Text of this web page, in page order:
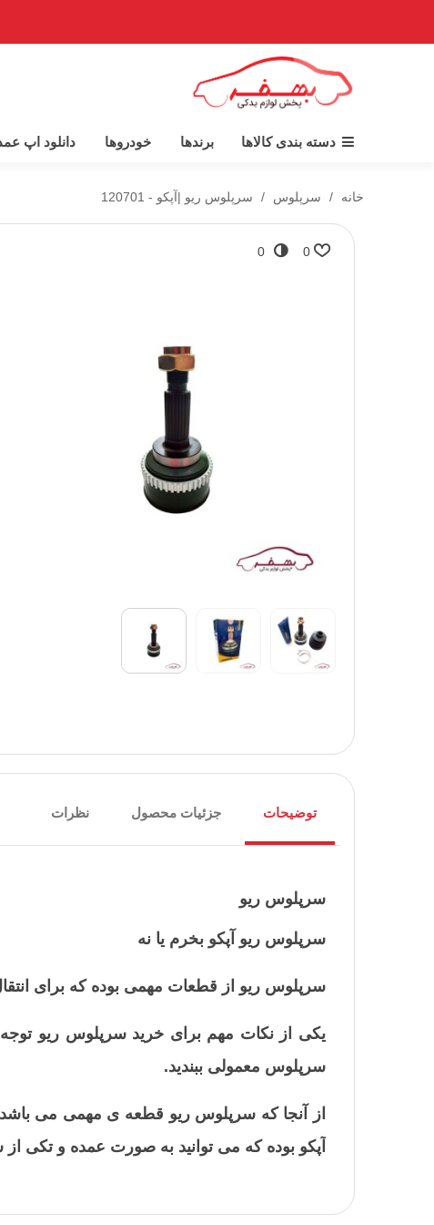
دسته بندی کالاها برندها خودروها دانلود اپ
خانه / سرپلوس / سرپلوس ریو |آپکو - 120701
0
0
توضیحات جزئیات محصول نظرات
سرپلوس ریو
سرپلوس ریو آپکو بخرم یا نه
سرپلوس ریو از قطعات مهمی بوده که برای
سرپلوس معمولی ببندید.
از آنجا که سرپلوس ریو قطعه ی مهمی می باشد
آپکو بوده که می توانید به صورت عمده و تکی از